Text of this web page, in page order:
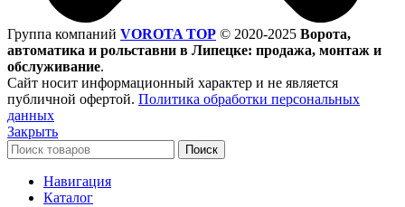
Группа компаний VOROTA TOP © 2020-2025 Ворота,
автоматика и рольставни в Липецке: продажа, монтаж и
обслуживание.
Сайт носит информационный характер и не является
публичной офертой. Политика обработки персональных
данных
Закрыть
Поиск
Навигация
Каталог